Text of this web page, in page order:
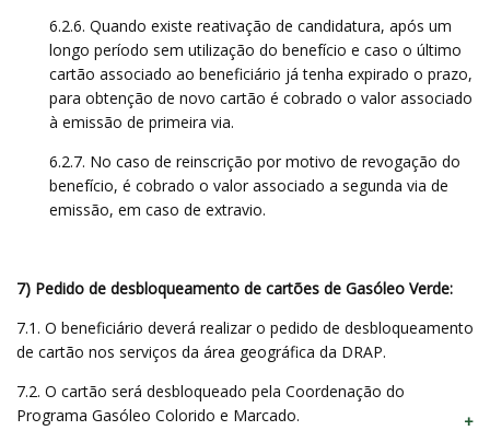
6.2.6. Quando existe reativação de candidatura, após um
longo período sem utilização do benefício e caso o último
cartão associado ao beneficiário já tenha expirado o prazo,
para obtenção de novo cartão é cobrado o valor associado
à emissão de primeira via.
6.2.7. No caso de reinscrição por motivo de revogação do
benefício, é cobrado o valor associado a segunda via de
emissão, em caso de extravio.
7) Pedido de desbloqueamento de cartões de Gasóleo Verde:
7.1. O beneficiário deverá realizar o pedido de desbloqueamento
de cartão nos serviços da área geográfica da DRAP.
7.2. O cartão será desbloqueado pela Coordenação do
Programa Gasóleo Colorido e Marcado.